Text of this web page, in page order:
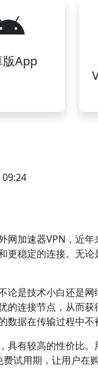
版App
网加速器VPN，近
更稳定的连接。无
论是技术小白还是
的连接节点，从而
据在传输过程中不
具有较高的性价比
试用期，让用户在